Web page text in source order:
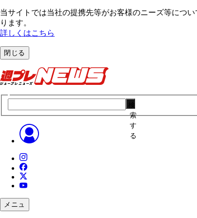
当サイトでは当社の提携先等がお客様のニーズ等につ
ります。
詳しくはこちら
閉じる
索
す
る
メニュ